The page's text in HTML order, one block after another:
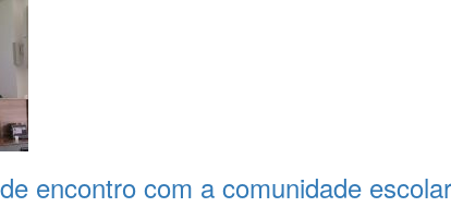
encontro com a comunidade